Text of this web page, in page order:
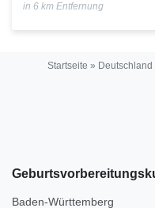
in 6 km Entfernung
Startseite » Deutschland
Baden-Württemberg